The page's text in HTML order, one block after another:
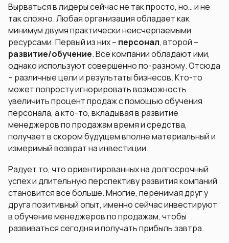
Вырваться в лидеры сейчас не так просто, но… и не
так сложно. Любая организация обладает как
минимум двумя практически неисчерпаемыми
ресурсами. Первый из них – персонал, второй –
развитие/обучение. Все компании обладают ими,
однако используют совершенно по-разному. Отсюда
– различные цели и результаты бизнесов. Кто-то
может попросту игнорировать возможность
увеличить процент продаж с помощью обучения
персонала, а кто-то, вкладывая в развитие
менеджеров по продажам время и средства,
получает в скором будущем вполне материальный и
измеримый возврат на инвестиции.
Радует то, что ориентированных на долгосрочный
успех и длительную перспективу развития компаний
становится все больше. Многие, перенимая друг у
друга позитивный опыт, именно сейчас инвестируют
в обучение менеджеров по продажам, чтобы
развиваться сегодня и получать прибыль завтра.